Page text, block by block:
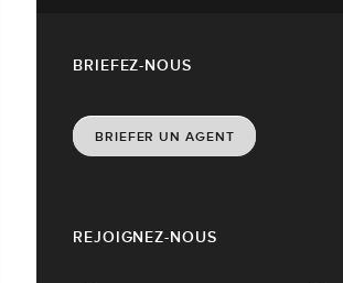
REJOIGNEZ-NOUS
BRIEFEZ-NOUS
BRIEFER UN AGENT